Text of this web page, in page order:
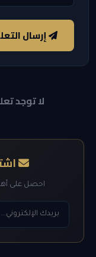
إرسال
لا توجد
احصل على أهم